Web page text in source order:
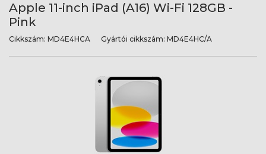
Apple 11-inch iPad (A16) Wi-Fi 128GB -
Pink
Cikkszám: MD4E4HCA Gyártói cikkszám: MD4E4HC/A